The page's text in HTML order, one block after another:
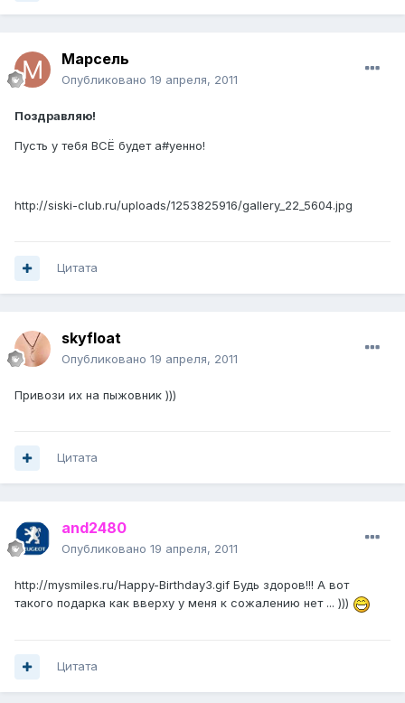
Марсель
Опубликовано 19 апреля, 2011
Поздравляю!
Пусть у тебя ВСЁ будет а#уенно!
http://siski-club.ru/uploads/1253825916/gallery_22_5604.jpg
Цитата
skyfloat
Опубликовано 19 апреля, 2011
Привози их на пыжовник )))
Цитата
and2480
Опубликовано 19 апреля, 2011
http://mysmiles.ru/Happy-Birthday3.gif Будь здоров!!! А вот
такого подарка как вверху у меня к сожалению нет ... )))
Цитата